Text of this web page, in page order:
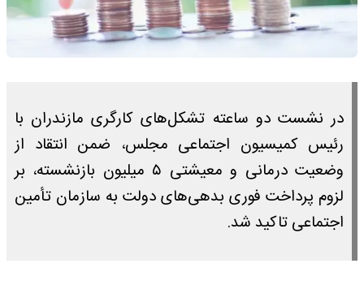
در نشست دو ساعته تشکل‌های کارگری مازندران با
رئیس کمیسیون اجتماعی مجلس، ضمن انتقاد از
وضعیت درمانی و معیشتی ۵ میلیون بازنشسته، بر
لزوم پرداخت فوری بدهی‌های دولت به سازمان تأمین
اجتماعی تاکید شد.